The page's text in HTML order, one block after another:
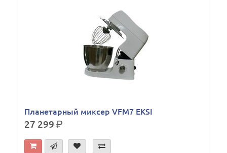
Планетарный миксер VFM7 EKSI
27 299р.